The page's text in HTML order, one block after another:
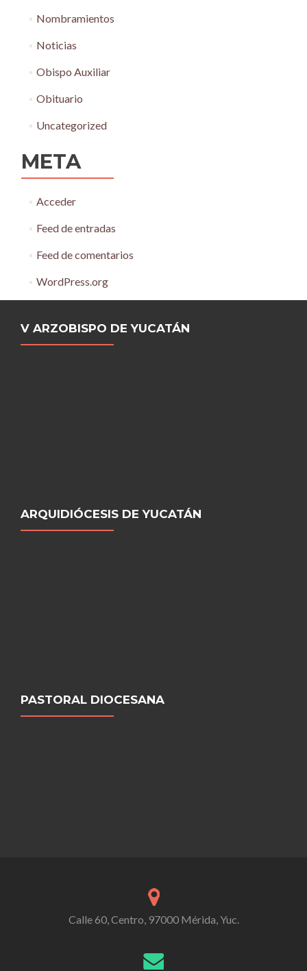
Nombramientos
Noticias
Obispo Auxiliar
Obituario
Uncategorized
META
Acceder
Feed de entradas
Feed de comentarios
WordPress.org
V ARZOBISPO DE YUCATÁN
ARQUIDIÓCESIS DE YUCATÁN
PASTORAL DIOCESANA
Calle 60, Centro, 97000 Mérida, Yuc.